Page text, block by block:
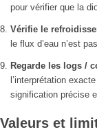
pour vérifier que la
Vérifie le
le flux d’eau n’est
Regarde les logs /
l’interprétation
signification précise
Valeurs et